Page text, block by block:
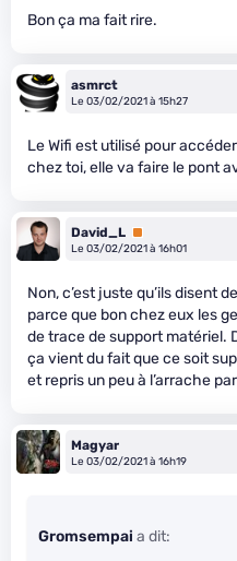
Bon ça ma fait rire.
asmrct
Le 03/02/2021 à 15h27
Le Wifi est utilisé pour
chez toi, elle va faire le pont
David_L Premium
Le 03/02/2021 à 16h01
Non, c’est juste qu’ils disent
parce que bon chez eux les
de trace de support matériel.
ça vient du fait que ce soit
et repris un peu à l’arrache
Magyar
Le 03/02/2021 à 16h19
Gromsempai a dit: